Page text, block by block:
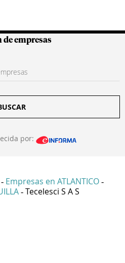
Colombianas
empresas
por:
- Empresas en ATLANTICO -
- Tecelesci S A S